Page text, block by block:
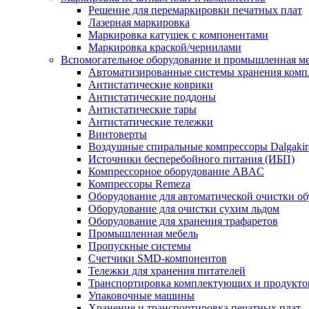
Решение для перемаркировки печатных плат
Лазерная маркировка
Маркировка катушек с компонентами
Маркировка краской/чернилами
Вспомогательное оборудование и промышленная
Автоматизированные системы хранения
Антистатические коврики
Антистатические поддоны
Антистатические тары
Антистатические тележки
Винтоверты
Воздушные спиральные компрессоры
Источники бесперебойного питания (ИБП)
Компрессорное оборудование ABAC
Компрессоры Remeza
Оборудование для автоматической очистки
Оборудование для очистки сухим льдом
Оборудование для хранения трафаретов
Промышленная мебель
Пропускные системы
Счетчики SMD-компонентов
Тележки для xранения питателей
Транспортировка комплектующих и
Упаковочные машины